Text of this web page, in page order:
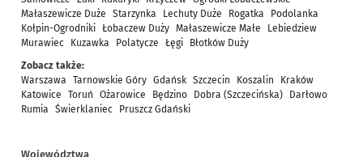
Małaszewicze Duże
Starzynka Lechuty Duże Rogatka
Podolanka
Kołpin-Ogrodniki Łobaczew Duży Małaszewicze Małe
Lebiedziew
Murawiec
Kuzawka Polatycze Łęgi
Błotków Duży
Zobacz także:
Warszawa
Tarnowskie Góry Gdańsk Szczecin Koszalin
Kraków
Katowice
Toruń Ożarowice Będzino Dobra (Szczecińska)
Darłowo
Rumia
Świerklaniec Pruszcz Gdański
Województwa